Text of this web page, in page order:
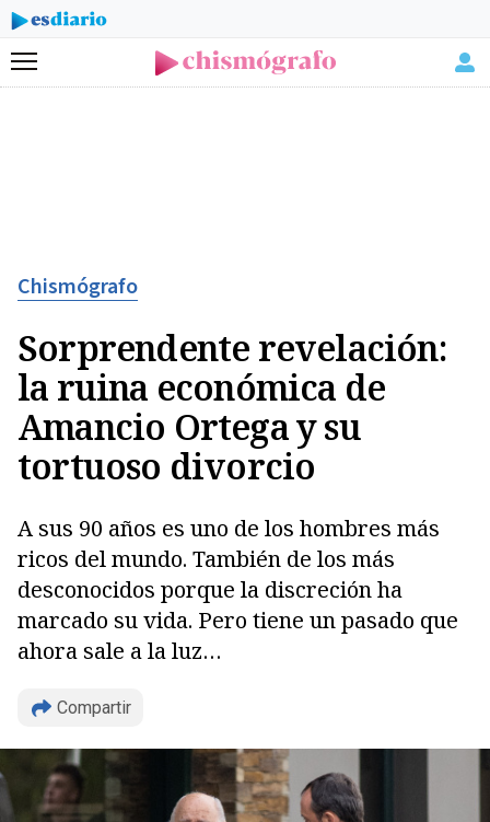
Menú
Chismógrafo
Sorprendente revelación:
la ruina económica de
Amancio Ortega y su
tortuoso divorcio
A sus 90 años es uno de los hombres más
ricos del mundo. También de los más
desconocidos porque la discreción ha
marcado su vida. Pero tiene un pasado que
ahora sale a la luz…
Compartir